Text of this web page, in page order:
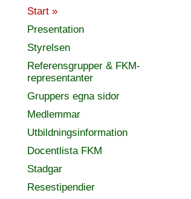
Start »
Presentation
Styrelsen
Referensgrupper & FKM-
representanter
Gruppers egna sidor
Medlemmar
Utbildningsinformation
Docentlista FKM
Stadgar
Resestipendier